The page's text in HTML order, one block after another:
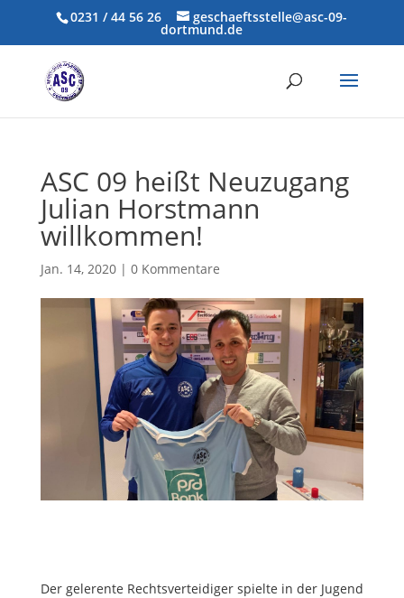
0231 / 44 56 26 geschaeftsstelle@asc-09-
dortmund.de
ASC 09 heißt Neuzugang
Julian Horstmann
willkommen!
Jan. 14, 2020| 0 Kommentare
Der gelerente Rechtsverteidiger spielte in der Jugend